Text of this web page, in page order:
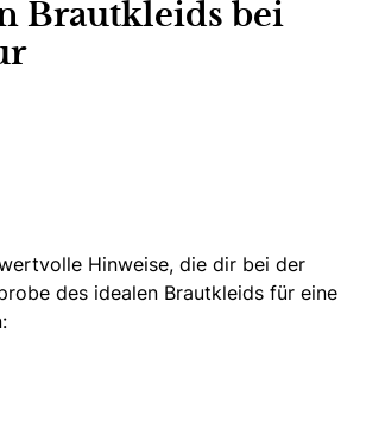
Brautkleids bei
Hinweise, die dir bei der
des idealen Brautkleids für eine